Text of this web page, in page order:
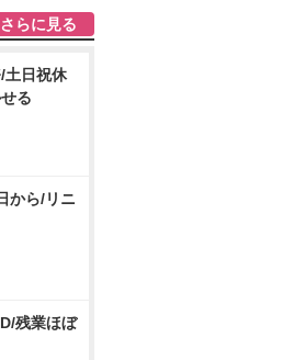
さらに見る
土日祝休
る
から/リニ
残業ほぼ